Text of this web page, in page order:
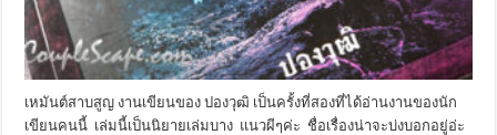
เหมันต์สาบสูญ งานเขียนของ ปองวุฒิ เป็นครั้งที่สองที่ได้อ่านงานของนัก
เขียนคนนี้ เล่มนี้เป็นนิยายเล่มบาง แนวผีๆค่ะ ชื่อเรื่องน่าจะบ่งบอกอยู่อ่ะ